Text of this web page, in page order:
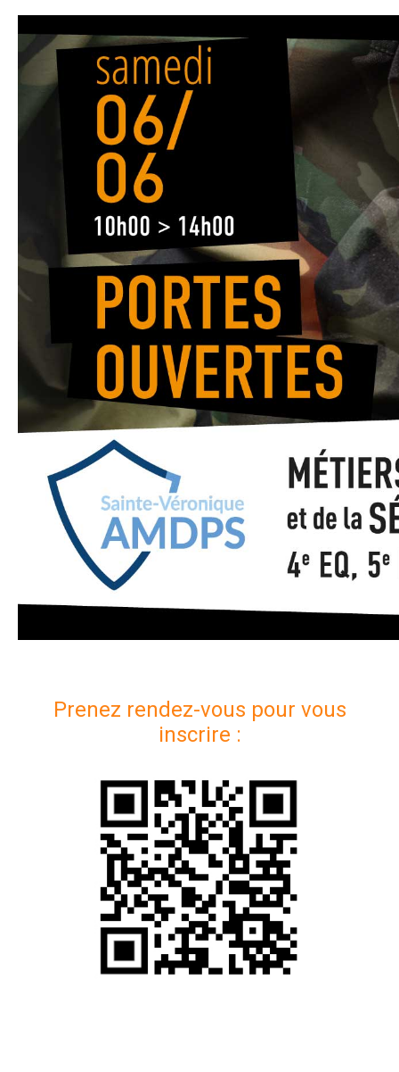
Prenez rendez-vous pour vous
inscrire :